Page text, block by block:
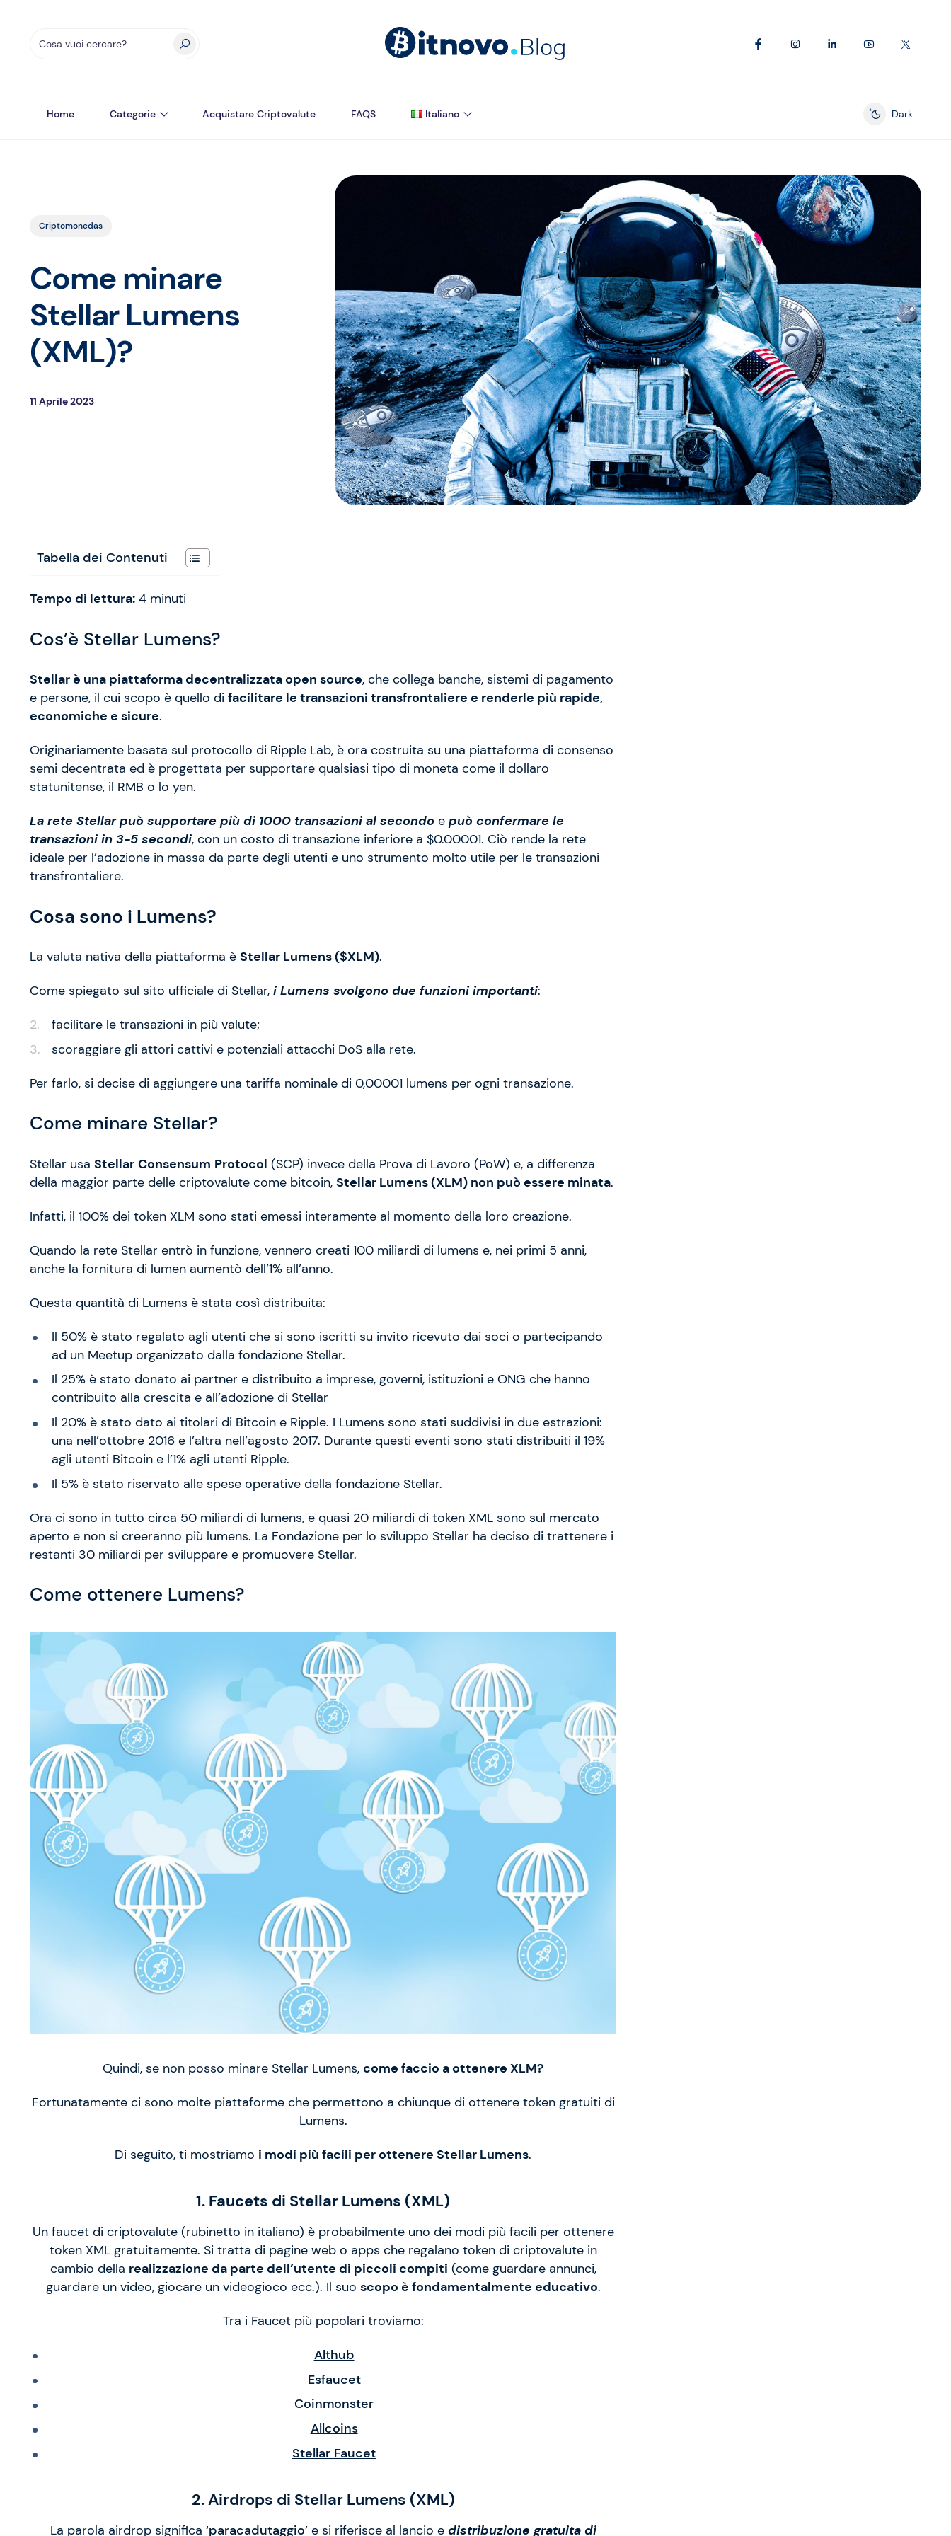
Home Categorie Acquistare Criptovalute FAQS Italiano
Enable dark
Dark
Criptomonedas
Come minare
Stellar Lumens
(XML)?
11 Aprile 2023
Tabella dei Contenuti
Tempo di lettura: 4 minuti
Cos’è Stellar Lumens?
Stellar è una piattaforma decentralizzata open source, che collega banche, sistemi di pagamento
e persone, il cui scopo è quello di facilitare le transazioni transfrontaliere e renderle più rapide,
economiche e sicure.
Originariamente basata sul protocollo di Ripple Lab, è ora costruita su una piattaforma di consenso
semi decentrata ed è progettata per supportare qualsiasi tipo di moneta come il dollaro
statunitense, il RMB o lo yen.
La rete Stellar può supportare più di 1000 transazioni al secondo e può confermare le
transazioni in 3-5 secondi, con un costo di transazione inferiore a $0.00001. Ciò rende la rete
ideale per l’adozione in massa da parte degli utenti e uno strumento molto utile per le transazioni
transfrontaliere.
Cosa sono i Lumens?
La valuta nativa della piattaforma è Stellar Lumens ($XLM).
Come spiegato sul sito ufficiale di Stellar, i Lumens svolgono due funzioni importanti:
facilitare le transazioni in più valute;
scoraggiare gli attori cattivi e potenziali attacchi DoS alla rete.
Per farlo, si decise di aggiungere una tariffa nominale di 0,00001 lumens per ogni transazione.
Come minare Stellar?
Stellar usa Stellar Consensum Protocol (SCP) invece della Prova di Lavoro (PoW) e, a differenza
della maggior parte delle criptovalute come bitcoin, Stellar Lumens (XLM) non può essere minata.
Infatti, il 100% dei token XLM sono stati emessi interamente al momento della loro creazione.
Quando la rete Stellar entrò in funzione, vennero creati 100 miliardi di lumens e, nei primi 5 anni,
anche la fornitura di lumen aumentò dell’1% all’anno.
Questa quantità di Lumens è stata così distribuita:
Il 50% è stato regalato agli utenti che si sono iscritti su invito ricevuto dai soci o partecipando
ad un Meetup organizzato dalla fondazione Stellar.
Il 25% è stato donato ai partner e distribuito a imprese, governi, istituzioni e ONG che hanno
contribuito alla crescita e all’adozione di Stellar
Il 20% è stato dato ai titolari di Bitcoin e Ripple. I Lumens sono stati suddivisi in due estrazioni:
una nell’ottobre 2016 e l’altra nell’agosto 2017. Durante questi eventi sono stati distribuiti il 19%
agli utenti Bitcoin e l’1% agli utenti Ripple.
Il 5% è stato riservato alle spese operative della fondazione Stellar.
Ora ci sono in tutto circa 50 miliardi di lumens, e quasi 20 miliardi di token XML sono sul mercato
aperto e non si creeranno più lumens. La Fondazione per lo sviluppo Stellar ha deciso di trattenere i
restanti 30 miliardi per sviluppare e promuovere Stellar.
Come ottenere Lumens?
Quindi, se non posso minare Stellar Lumens,come faccio a ottenere XLM?
Fortunatamente ci sono molte piattaforme che permettono a chiunque di ottenere token gratuiti di
Lumens.
Di seguito, ti mostriamo i modi più facili per ottenere Stellar Lumens.
1. Faucets di Stellar Lumens (XML)
Un faucet di criptovalute (rubinetto in italiano) è probabilmente uno dei modi più facili per ottenere
token XML gratuitamente. Si tratta di pagine web o apps che regalano token di criptovalute in
cambio della realizzazione da parte dell’utente di piccoli compiti (come guardare annunci,
guardare un video, giocare un videogioco ecc.). Il suo scopo è fondamentalmente educativo.
Tra i Faucet più popolari troviamo:
Althub
Esfaucet
Coinmonster
Allcoins
Stellar Faucet
2. Airdrops di Stellar Lumens (XML)
La parola airdrop significa ‘paracadutaggio’ e si riferisce al lancio e distribuzione gratuita di